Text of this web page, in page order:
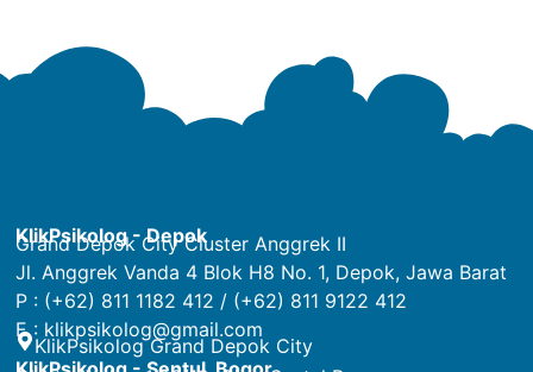
KlikPsikolog - Depok
Grand Depok City Cluster Anggrek II
Jl. Anggrek Vanda 4 Blok H8 No. 1, Depok, Jawa Barat
P : (+62) 811 1182 412 / (+62) 811 9122 412
E : klikpsikolog@gmail.com
KlikPsikolog Grand Depok City